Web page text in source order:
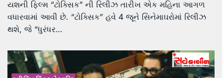
યશની ફિલ્મ “ટોક્સિક” ની રિલીઝ તારીખ એક મહિના આગળ
વધારવામાં આવી છે. “ટોક્સિક” હવે 4 જૂને સિનેમાઘરોમાં રિલીઝ
થશે, જે “ધુરંધર…